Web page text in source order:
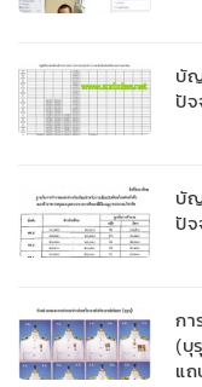
บั
ปั
บั
ปัจ
กา
(บุ
แ